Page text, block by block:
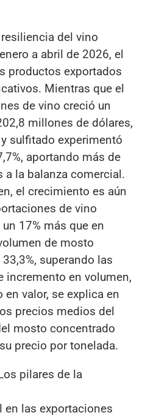
del vino
a abril de 2026, el
productos exportados
Mientras que el
de vino creció un
millones de dólares,
sulfitado experimentó
aportando más de
la balanza comercial.
el crecimiento es aún
de vino
17% más que en
de mosto
superando las
incremento en volumen,
valor, se explica en
precios medios del
mosto concentrado
precio por tonelada.
pilares de la
en las exportaciones